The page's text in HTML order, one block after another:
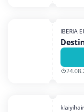
IBERIA
klaiyihair